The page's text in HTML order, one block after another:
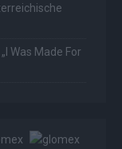
Was Made For